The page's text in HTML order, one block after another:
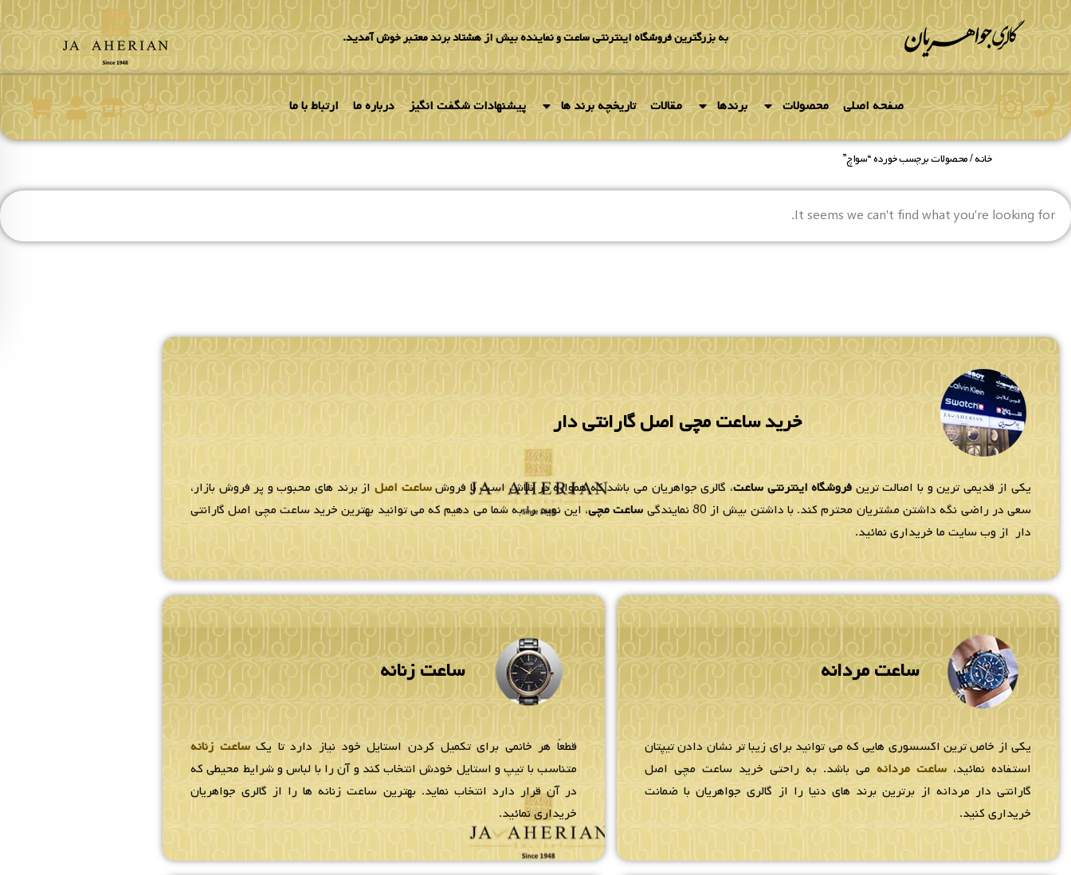
به بزرگترین فروشگاه اینترنتی ساعت و نماینده بیش از هشتاد برند معتبر خوش آمدید.
صفحه اصلی محصولات برندها مقالات تاریخچه برند ها پیشنهادات شگفت انگیز درباره ما ارتباط با ما
خانه/ محصولات برچسب خورده “سواچ”
It seems we can't find what you're looking for.
خرید ساعت مچی اصل گارانتی دار
یکی از قدیمی ترین و با اصالت ترین فروشگاه اینترنتی ساعت، گالری جواهریان می باشد که همواره در تلاش است با فروشساعت اصل از برند های محبوب و پر فروش بازار،
سعی در راضی نگه داشتن مشتریان محترم کند. با داشتن بیش از 80 نمایندگی
ساعت مچی، این نوید را به شما می دهیم که می توانید بهترین خرید ساعت مچی اصل گارانتی
دار از وب سایت ما خریداری نمائید.
ساعت مردانه
یکی از خاص ترین اکسسوری هایی که می توانید برای زیبا تر نشان دادن تیپتان
استفاده نمائید، ساعت مردانه می باشد. به راحتی خرید ساعت مچی اصل
گارانتی دار مردانه از برترین برند های دنیا را از گالری جواهریان با ضمانت
خریداری کنید.
ساعت زنانه
قطعاً هر خانمی برای تکمیل کردن استایل خود نیاز دارد تا یکساعت زنانه
متناسب با تیپ و استایل خودش انتخاب کند و آن را با لباس و شرایط محیطی که
در آن قرار دارد انتخاب نماید. بهترین ساعت زنانه ها را از گالری جواهریان
خریداری نمائید.